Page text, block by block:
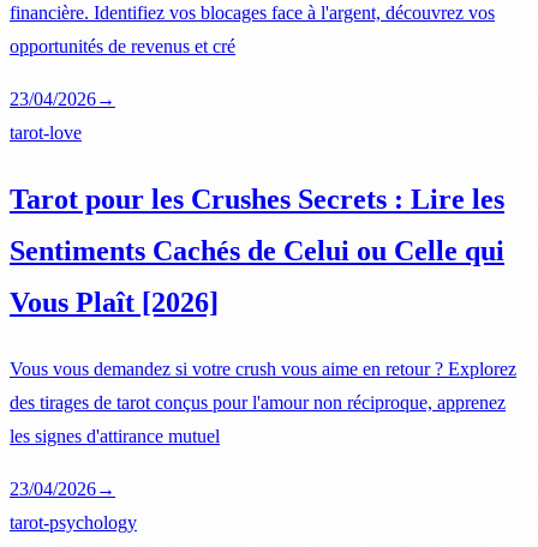
financière. Identifiez vos blocages face à l'argent, découvrez vos
opportunités de revenus et cré
23/04/2026→
tarot-love
Tarot pour les Crushes Secrets : Lire les
Sentiments Cachés de Celui ou Celle qui
Vous Plaît [2026]
Vous vous demandez si votre crush vous aime en retour ? Explorez
des tirages de tarot conçus pour l'amour non réciproque, apprenez
les signes d'attirance mutuel
23/04/2026→
tarot-psychology